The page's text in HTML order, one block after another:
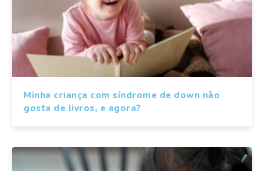
Minha criança com síndrome de down não
gosta de livros, e agora?